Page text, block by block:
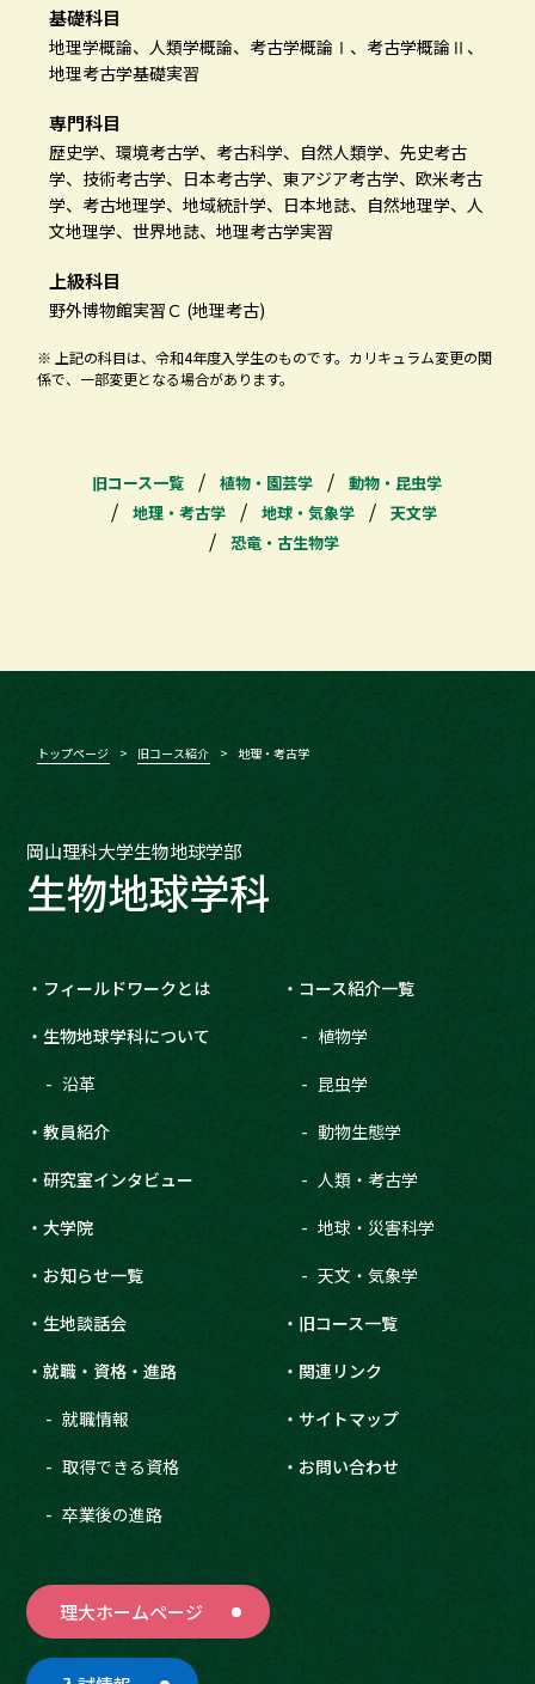
基礎科目
地理学概論、人類学概論、考古学概論Ⅰ、考古学概論Ⅱ、
地理考古学基礎実習
専門科目
歴史学、環境考古学、考古科学、自然人類学、先史考古
学、技術考古学、日本考古学、東アジア考古学、欧米考古
学、考古地理学、地域統計学、日本地誌、自然地理学、人
文地理学、世界地誌、地理考古学実習
上級科目
野外博物館実習Ｃ (地理考古)
※ 上記の科目は、令和4年度入学生のものです。カリキュラム変更の関
係で、一部変更となる場合があります。
旧コース一覧 植物・園芸学
動物・昆虫学
地理・考古学
地球・気象学
天文学
恐竜・古生物学
トップページ 旧コース紹介 地理・考古学
岡山理科大学生物地球学部
生物地球学科
フィールドワークとは
生物地球学科について
沿革
教員紹介
研究室インタビュー
大学院
お知らせ一覧
生地談話会
コース紹介一覧
植物学
昆虫学
動物生態学
人類・考古学
地球・災害科学
天文・気象学
旧コース一覧
就職・資格・進路
就職情報
取得できる資格
卒業後の進路
関連リンク
サイトマップ
お問い合わせ
理大ホームページ